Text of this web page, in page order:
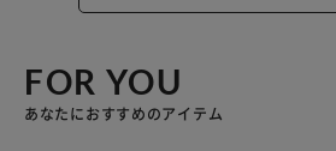
FOR YOU
あなたにおすすめのアイテム